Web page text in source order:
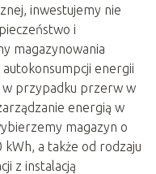
inwestujemy nie
i
magazynowania
energii
w przypadku przerw w
energią w
magazyn o
a także od rodzaju
z instalacją